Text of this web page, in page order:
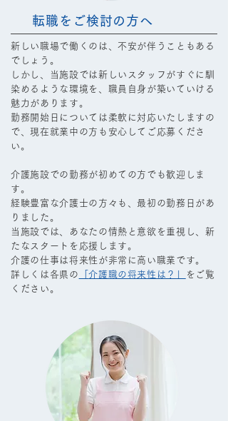
転職をご検討の方へ
新しい職場で働くのは、不安が伴うこともある
でしょう。
しかし、当施設では新しいスタッフがすぐに馴
染めるような環境を、職員自身が築いていける
魅力があります。
勤務開始日については柔軟に対応いたしますの
で、現在就業中の方も安心してご応募くださ
い。
介護施設での勤務が初めての方でも歓迎しま
す。
経験豊富な介護士の方々も、最初の勤務日があ
りました。
当施設では、あなたの情熱と意欲を重視し、新
たなスタートを応援します。
介護の仕事は将来性が非常に高い職業です。
詳しくは各県の
「介護職の将来性は？
をご覧
ください。